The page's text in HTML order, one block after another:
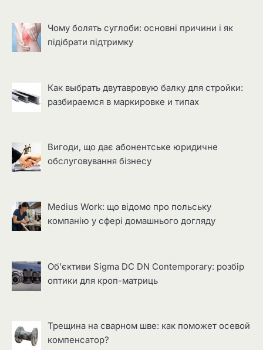
Чому болять суглоби: основні причини і як
підібрати підтримку
Как выбрать двутавровую балку для стройки:
разбираемся в маркировке и типах
Вигоди, що дає абонентське юридичне
обслуговування бізнесу
Medius Work: що відомо про польську
компанію у сфері домашнього догляду
Об’єктиви Sigma DC DN Contemporary: розбір
оптики для кроп-матриць
Трещина на сварном шве: как поможет осевой
компенсатор?